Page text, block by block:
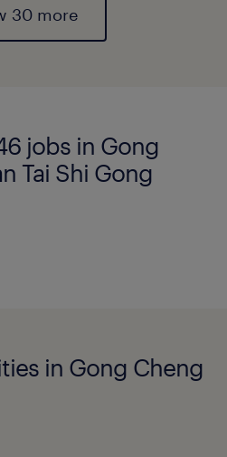
30 more
jobs in Gong
Tai Shi Gong
in Gong Cheng